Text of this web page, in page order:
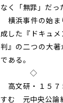
なく「無罪」だっ
横浜事件の始ま
成した『ドキュ
判』の二つの大
である。
◇
高文研・１５
すむ 元中央公論